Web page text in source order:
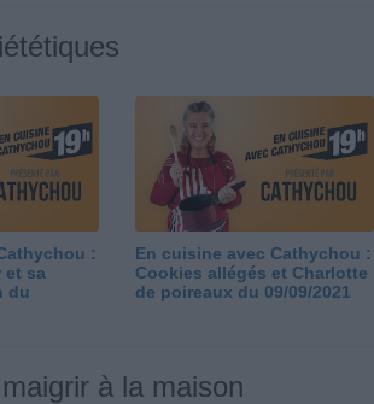
:
et sa
du
En cuisine avec Cathychou :
Cookies allégés et Charlotte
de poireaux du 09/09/2021
à la maison